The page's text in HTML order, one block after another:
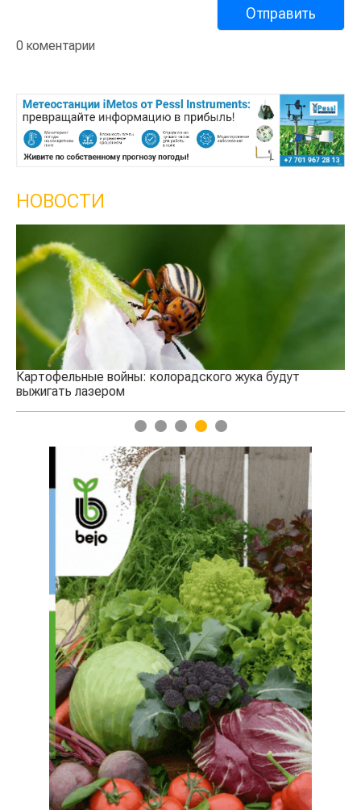
0 коментарии
НОВОСТИ
Картофельные войны: колорадского жука будут
выжигать лазером
1 2 3 4 5